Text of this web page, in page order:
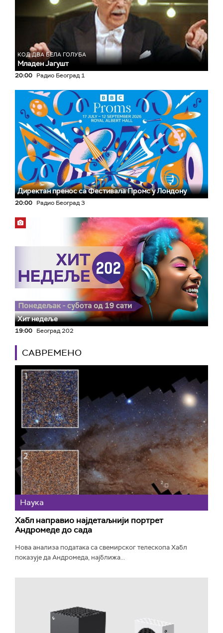
КОД ДВА БЕЛА ГОЛУБА
Младен Јагушт
20:00 Радио Београд 1
Директан пренос са Фестивала Промс у Лондону
20:00 Радио Београд 3
Хит недеље
19:00 Београд 202
САВРЕМЕНО
Наука
Хабл направио најдетаљнији портрет
Андромеде до сада
Нова анализа података са свемирског телескопа Хабл
показује да Андромеда, најближа...